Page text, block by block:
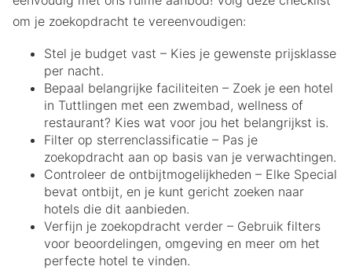
om je zoekopdracht te vereenvoudigen:
Stel je budget vast – Kies je gewenste prijsklasse
per nacht.
Bepaal belangrijke faciliteiten – Zoek je een hotel
in Tuttlingen met een zwembad, wellness of
restaurant? Kies wat voor jou het belangrijkst is.
Filter op sterrenclassificatie – Pas je
zoekopdracht aan op basis van je verwachtingen.
Controleer de ontbijtmogelijkheden – Elke Special
bevat ontbijt, en je kunt gericht zoeken naar
hotels die dit aanbieden.
Verfijn je zoekopdracht verder – Gebruik filters
voor beoordelingen, omgeving en meer om het
perfecte hotel te vinden.